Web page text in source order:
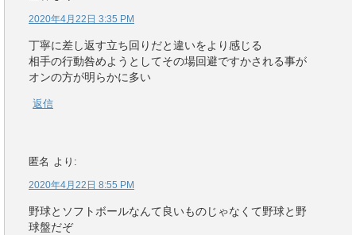
2020年4月22日 3:35 PM
丁寧に差し返す立ち回りだと違いをより感じる
相手の行動咎めようとしてその場回避ですかされる事が
オンの方が明らかに多い
返信
匿名 より:
2020年4月22日 8:55 PM
野球とソフトボールなんて良いものじゃなくて野球と野
球盤だぞ